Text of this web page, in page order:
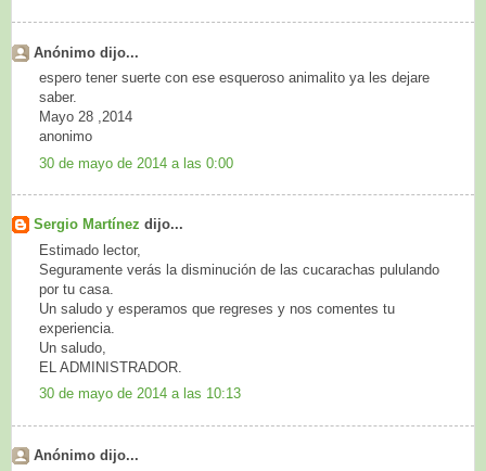
Anónimo dijo...
espero tener suerte con ese esqueroso animalito ya les dejare
saber.
Mayo 28 ,2014
anonimo
30 de mayo de 2014 a las 0:00
Sergio Martínez dijo...
Estimado lector,
Seguramente verás la disminución de las cucarachas pululando
por tu casa.
Un saludo y esperamos que regreses y nos comentes tu
experiencia.
Un saludo,
EL ADMINISTRADOR.
30 de mayo de 2014 a las 10:13
Anónimo dijo...